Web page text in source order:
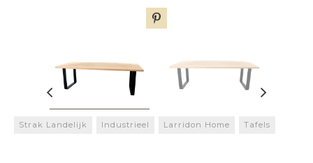
Strak Landelijk Industrieel Larridon Home Tafels